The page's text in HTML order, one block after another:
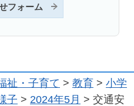
フォーム
祉・子育て > 教育 > 小学
子 > 2024年5月 > 交通安